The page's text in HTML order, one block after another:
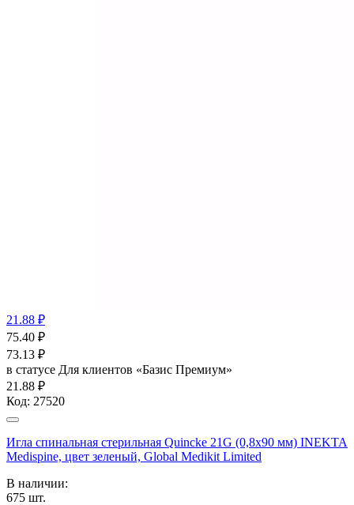
21.88 ₽
75.40 ₽
73.13 ₽
в статусе Для клиентов «Базис Премиум»
21.88 ₽
Код: 27520
Игла спинальная стерильная Quincke 21G (0,8х90 мм) INEKTA
Medispine, цвет зеленый, Global Medikit Limited
В наличии:
675 шт.